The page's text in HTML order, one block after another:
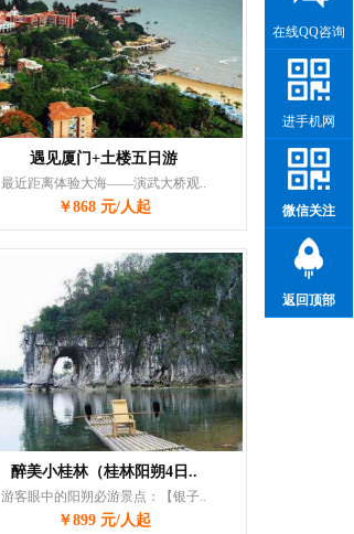
遇见厦门+土楼五日游
最近距离体验大海——演武大桥观..
￥868 元/人起
醉美小桂林（桂林阳朔4日..
游客眼中的阳朔必游景点：【银子..
￥899 元/人起
在线QQ咨询
进手机网
微信关注
返回顶部